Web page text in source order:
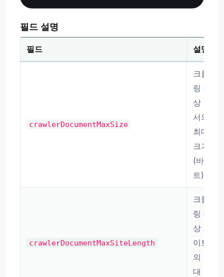
필드 설명
필드 설명
crawlerDocumentMaxSize
크롤
링 대
상 문
서의
최대
크기
(바이
트)
crawlerDocumentMaxSiteLength
크롤
링 대
상 사
이트
의 최
대 길